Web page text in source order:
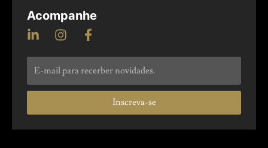
Acompanhe
Inscreva-se